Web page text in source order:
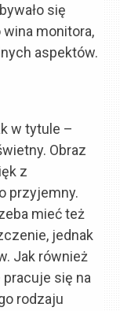
się
monitora,
aspektów.
w tytule –
Obraz
z
przyjemny.
mieć też
jednak
Jak również
się na
rodzaju